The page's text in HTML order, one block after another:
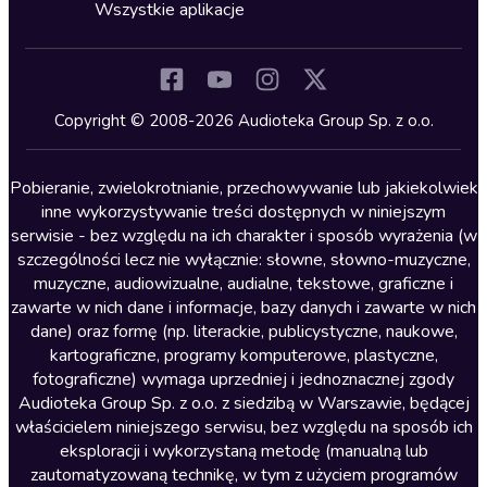
Kryminały
Lektury szkolne
Literatura anglojęzyczna
Literatura faktu
Literatura obyczajowa
Literatura piękna obca
Literatura piękna polska
Nagrania relaksacyjne
Nauka języków
Nauki humanistyczne
Wszystkie aplikacje
Copyright © 2008-2026 Audioteka Group Sp. z o.o.
Pobieranie, zwielokrotnianie, przechowywanie lub jakiekolwiek
inne wykorzystywanie treści dostępnych w niniejszym
serwisie - bez względu na ich charakter i sposób wyrażenia (w
szczególności lecz nie wyłącznie: słowne, słowno-muzyczne,
muzyczne, audiowizualne, audialne, tekstowe, graficzne i
zawarte w nich dane i informacje, bazy danych i zawarte w nich
dane) oraz formę (np. literackie, publicystyczne, naukowe,
kartograficzne, programy komputerowe, plastyczne,
fotograficzne) wymaga uprzedniej i jednoznacznej zgody
Audioteka Group Sp. z o.o. z siedzibą w Warszawie, będącej
właścicielem niniejszego serwisu, bez względu na sposób ich
eksploracji i wykorzystaną metodę (manualną lub
zautomatyzowaną technikę, w tym z użyciem programów